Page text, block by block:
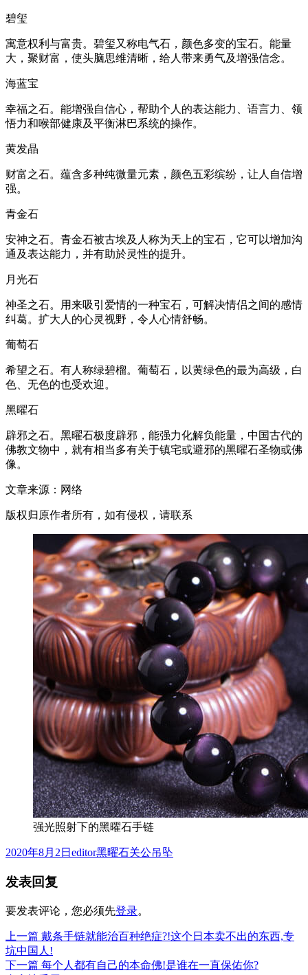
碧玺
寓意权利与富贵。碧玺又称电气石，颜色多变的宝石。能量
大，聚财富，使头脑思维清晰，给人带来勇气及增强信念。
海蓝宝
幸福之石。能增强自信心，帮助个人的表达能力、语言力、领
悟力和喉部健康及平衡淋巴系统的操作。
黄发晶
财富之石。蕴含多种纯微量元素，颜色五彩缤纷，让人自信增
强。
青金石
安神之石。青金石被古埃及人称为天上的宝石，它可以增加沟
通及表达能力，并有助於灵性的提升。
月光石
神圣之石。用来吸引爱情的一种宝石，可解决情侣之间的感情
纠葛。扩大人的心灵视野，令人心情舒畅。
葡萄石
希望之石。有人称绿碧榴。葡萄石，以黄绿色的最为高级，白
色、无色的也受欢迎。
黑曜石
辟邪之石。黑曜石极度辟邪，能强力化解负能量，中国古代的
佛教文物中，就有相当多有关于镇宅或避邪的黑曜石圣物或佛
像。
文章来源：网络
版权归原作者所有，如有侵权，请联系
强光照射下的黑曜石手链
发
于
2020年8月2日 作
editor分
黑曜石关公吊坠
发表回复
要发表评论，您必须先登录。
文
章
上一篇 上
篇
文
戴条手链就能治百种绝症?!这个日本卖不出的东西,专
坑中国人!
下一篇 下
每个人都有自己的本命佛!是谁在一直保佑你?